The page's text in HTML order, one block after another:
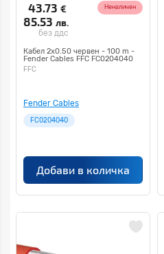
43.73 €
85.53 лв.
без ддс
Неналичен
Кабел 2х0.50 червен - 100 m -
Fender Cables FFC FC0204040
FFC
Fender Cables
FC0204040
Добави в количка